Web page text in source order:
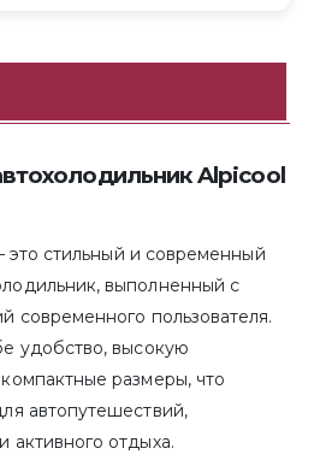
Alpicool
это стильный и современный
выполненный с
современного пользователя.
удобство, высокую
размеры, что
автопутешествий,
активного отдыха.